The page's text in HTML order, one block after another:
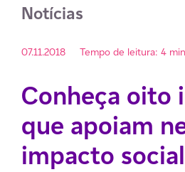
Notícias
07.11.2018 Tempo de leitura: 4
Conheça oito
que apoiam
impacto social